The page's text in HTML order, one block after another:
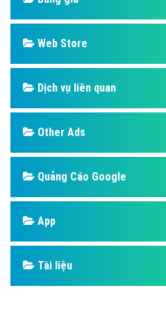
Design
SEO
Banner
Facebook
Google